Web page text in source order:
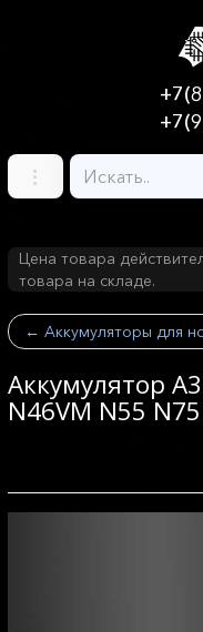
Цена товара
товара на складе.
← Аккумуляторы для
Аккумулятор
N46VM N55